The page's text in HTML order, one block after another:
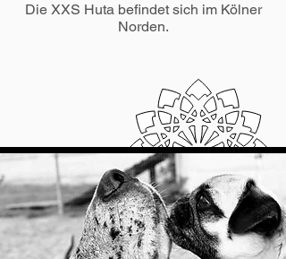
Die XXS Huta befindet sich im Kölner
Norden.